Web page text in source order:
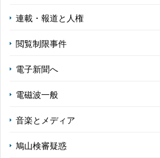
連載・報道と人権
閲覧制限事件
電子新聞へ
電磁波一般
音楽とメディア
鳩山検審疑惑